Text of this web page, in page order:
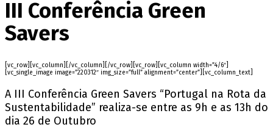
III Conferência Green
Savers
[vc_row][vc_column][/vc_column][/vc_row][vc_row][vc_column width=”4/6″]
[vc_single_image image=”220312″ img_size=”full” alignment=”center”][vc_column_text]
A III Conferência Green Savers “Portugal na Rota da
Sustentabilidade” realiza-se entre as 9h e as 13h do
dia 26 de Outubro